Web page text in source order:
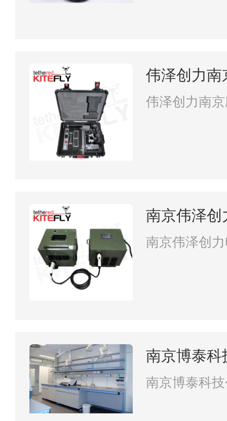
伟泽创力南
限公司
伟泽创力南
南京伟泽创
司
南京伟泽创
南京博泰科
司
南京博泰科